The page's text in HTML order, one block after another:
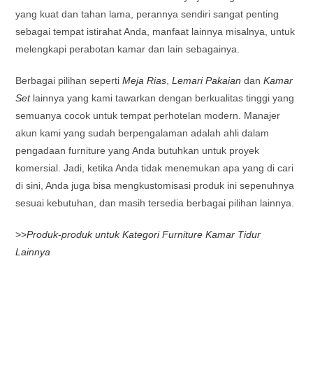
yang kuat dan tahan lama, perannya sendiri sangat penting
sebagai tempat istirahat Anda, manfaat lainnya misalnya, untuk
melengkapi perabotan kamar dan lain sebagainya.
Berbagai pilihan sepertiMeja Rias ,Lemari Pakaian danKamar
Setlainnya yang kami tawarkan dengan berkualitas tinggi yang
semuanya cocok untuk tempat perhotelan modern. Manajer
akun kami yang sudah berpengalaman adalah ahli dalam
pengadaan furniture yang Anda butuhkan untuk proyek
komersial. Jadi, ketika Anda tidak menemukan apa yang di cari
di sini, Anda juga bisa mengkustomisasi produk ini sepenuhnya
sesuai kebutuhan, dan masih tersedia berbagai pilihan lainnya.
>>Produk-produk untuk Kategori Furniture Kamar Tidur
Lainnya